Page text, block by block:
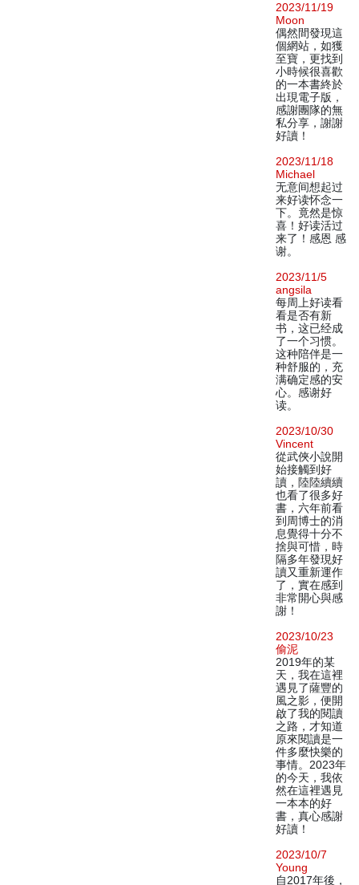
2023/11/19
Moon
偶然間發現這
個網站，如獲
至寶，更找到
小時候很喜歡
的一本書終於
出現電子版，
感謝團隊的無
私分享，謝謝
好讀！
2023/11/18
Michael
无意间想起过
来好读怀念一
下。竟然是惊
喜！好读活过
来了！感恩 感
谢。
2023/11/5
angsila
每周上好读看
看是否有新
书，这已经成
了一个习惯。
这种陪伴是一
种舒服的，充
满确定感的安
心。感谢好
读。
2023/10/30
Vincent
從武俠小說開
始接觸到好
讀，陸陸續續
也看了很多好
書，六年前看
到周博士的消
息覺得十分不
捨與可惜，時
隔多年發現好
讀又重新運作
了，實在感到
非常開心與感
謝！
2023/10/23
偷泥
2019年的某
天，我在這裡
遇見了薩豐的
風之影，便開
啟了我的閱讀
之路，才知道
原來閱讀是一
件多麼快樂的
事情。2023年
的今天，我依
然在這裡遇見
一本本的好
書，真心感謝
好讀！
2023/10/7
Young
自2017年後，